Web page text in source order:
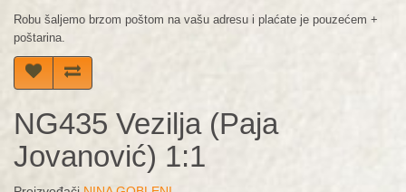
Robu šaljemo brzom poštom na vašu adresu i plaćate je pouzećem +
poštarina.
NG435 Vezilja (Paja
Jovanović) 1:1